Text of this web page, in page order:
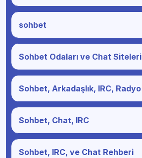
sohbet
Sohbet Odaları ve Chat Siteleri
Sohbet, Arkadaşlık, IRC, Radyo
Sohbet, Chat, IRC
Sohbet, IRC, ve Chat Rehberi